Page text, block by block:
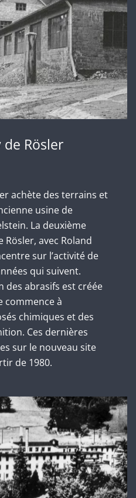
de Rösler
achète des terrains et
usine de
La deuxième
avec Roland
sur l’activité de
qui suivent.
des abrasifs est créée
commence à
chimiques et des
Ces dernières
sur le nouveau site
de 1980.